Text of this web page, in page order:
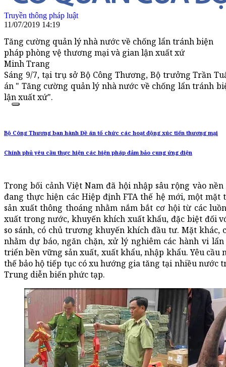
Truyền thông pháp luật
11/07/2019 14:19
Tăng cường quản lý nhà nước về chống lẩn tránh biện
pháp phòng vệ thương mại và gian lận xuất xứ
Minh Trang
Sáng 9/7, tại trụ sở Bộ Công Thương, Bộ trưởng Trần
án " Tăng cường quản lý nhà nước về chống lẩn tránh
lận xuất xứ".
Bộ Công Thương ban hành Đề án tổ chức các hoạt động xúc tiến thương mại
Chính phủ yêu cầu thực hiện các biện pháp đảm bảo cung ứng điện
Trong bối cảnh Việt Nam đã hội nhập sâu rộng vào
đang thực hiện các Hiệp định FTA thế hệ mới, một
sản xuất thông thoáng nhằm nắm bắt cơ hội từ các
xuất trong nước, khuyến khích xuất khẩu, đặc biệt đối
so sánh, có chủ trương khuyến khích đầu tư. Mặt khác,
nhằm dự báo, ngăn chặn, xử lý nghiêm các hành vi
triển bền vững sản xuất, xuất khẩu, nhập khẩu. Yêu
thế bảo hộ tiếp tục có xu hướng gia tăng tại nhiều nước
Trung diễn biến phức tạp.